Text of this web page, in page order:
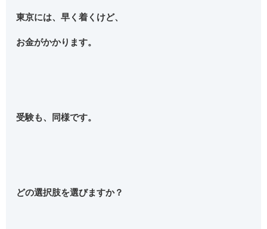
東京には、早く着くけど、
お金がかかります。
受験も、同様です。
どの選択肢を選びますか？